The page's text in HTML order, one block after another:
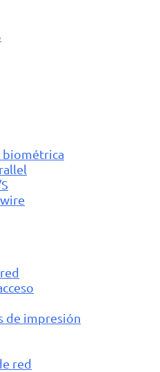
biométrica
de impresión
red